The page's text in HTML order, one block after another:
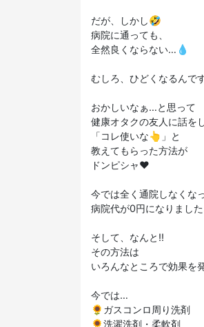
だが、しかし🤣
病院に通っても、
全然良くならない…💧
むしろ、ひどくなるん
おかしいなぁ…と思って
健康オタクの友人に話を
「コレ使いな👆」と
教えてもらった方法が
ドンピシャ♥️
今では全く通院しなくな
病院代が0円になりまし
そして、なんと‼️
その方法は
いろんなところで効果を
今では…
🌻ガスコンロ周り洗剤
🌻洗濯洗剤・柔軟剤